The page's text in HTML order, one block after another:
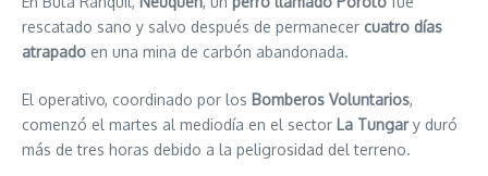
rescatado sano y salvo después de permanecer cuatro días
atrapado en una mina de carbón abandonada.
El operativo, coordinado por los Bomberos Voluntarios,
comenzó el martes al mediodía en el sector La Tungary duró
más de tres horas debido a la peligrosidad del terreno.